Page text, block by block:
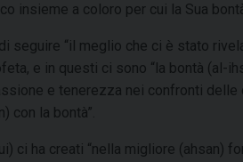
insieme a coloro per cui la Sua
seguire “il meglio che ci è stato
e in questi ci sono “la bontà (al-
e tenerezza nei confronti delle
con la bontà”.
ci ha creati “nella migliore (ahsan)